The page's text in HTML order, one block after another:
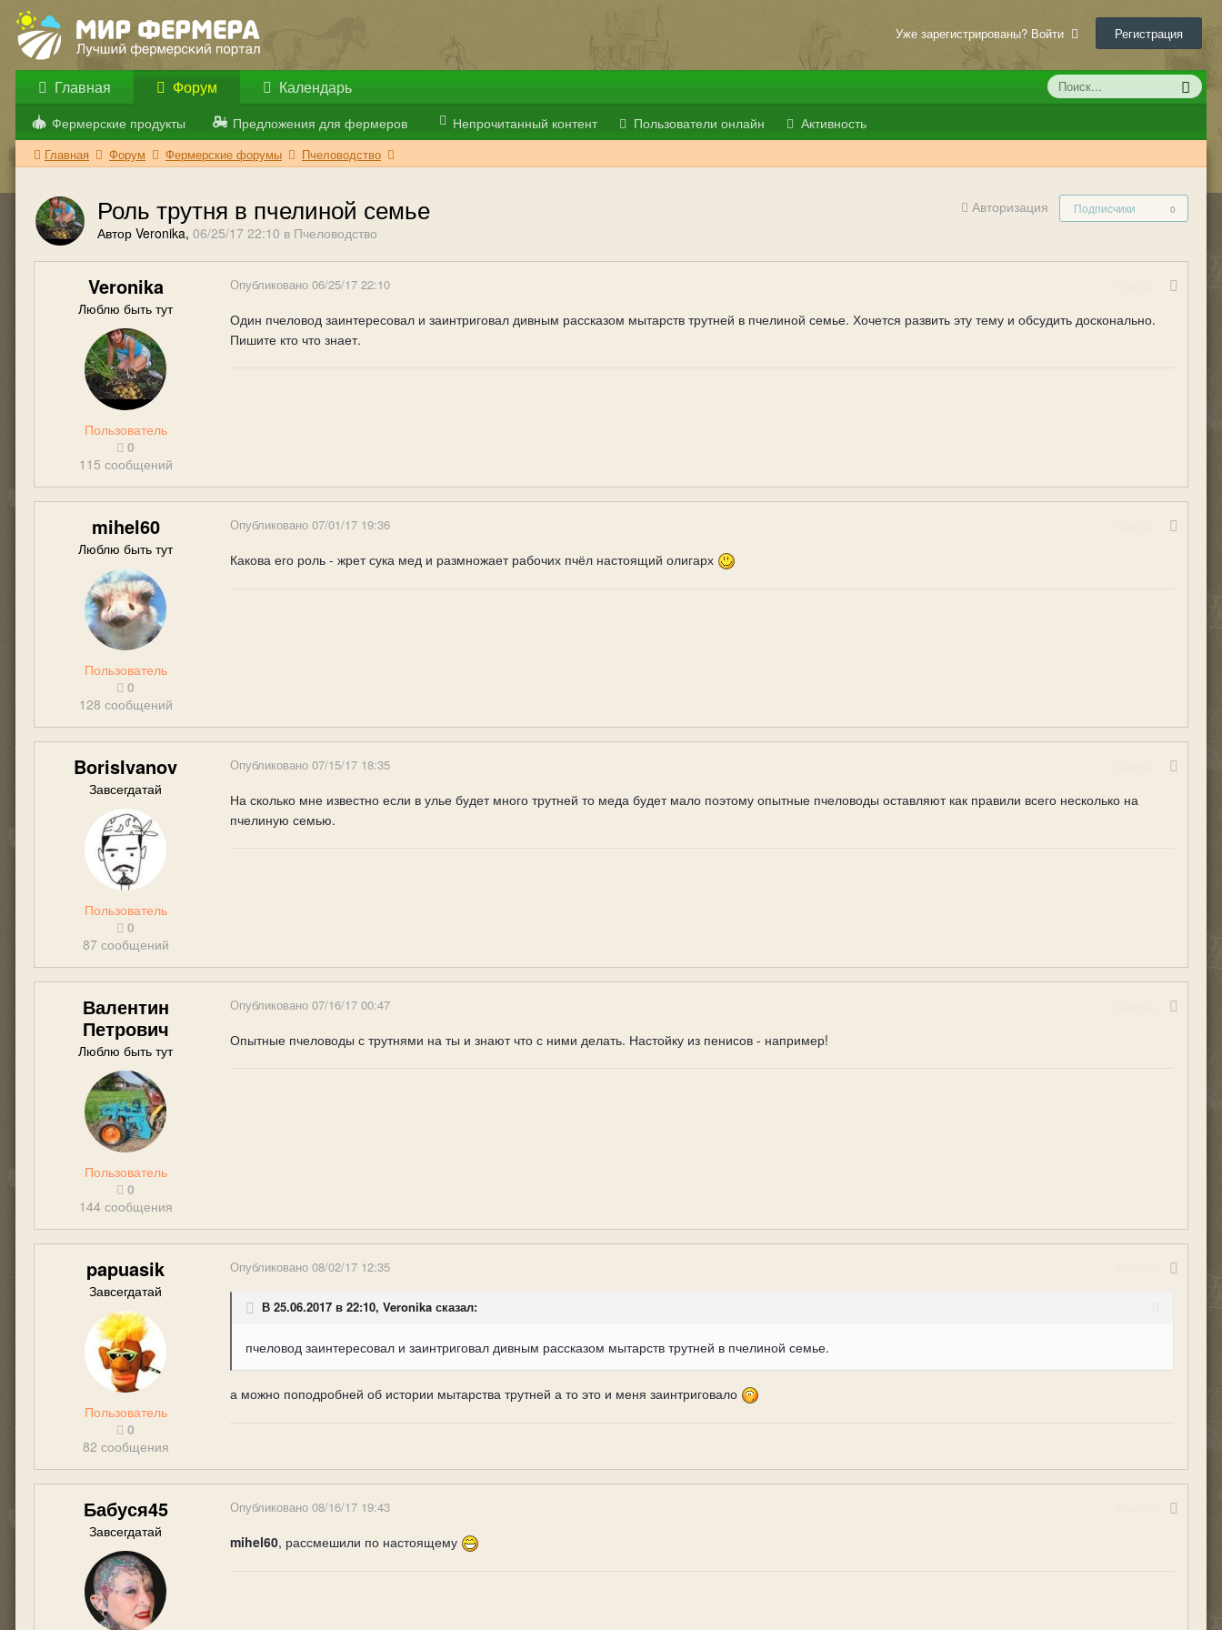
Уже зарегистрированы? Войти Регистрация
Главная Форум
Фермерские продукты Предложения для фермеров Непрочитанный контент Пользователи онлайн Активность
Календарь
Главная Форум Фермерские форумы Пчеловодство
Авторизация Подписчики 0
Роль трутня в пчелиной семье
Автор Veronika, 06/25/17 22:10 в Пчеловодство
Veronika
Люблю быть тут
Пользователь
0
115 сообщений
Опубликовано 06/25/17 22:10
Один пчеловод заинтересовал и заинтриговал дивным рассказом мытарств трутней в пчелиной семье. Хочется развить эту тему и обсудить досконально.
Пишите кто что знает.
mihel60
Люблю быть тут
Пользователь
0
128 сообщений
Опубликовано 07/01/17 19:36
Какова его роль - жрет сука мед и размножает рабочих пчёл настоящий олигарх
BorisIvanov
Завсегдатай
Пользователь
0
87 сообщений
Опубликовано 07/15/17 18:35
На сколько мне известно если в улье будет много трутней то меда будет мало поэтому опытные пчеловоды оставляют как правили всего несколько на
пчелиную семью.
Валентин
Петрович
Люблю быть тут
Пользователь
0
144 сообщения
Опубликовано 07/16/17 00:47
Опытные пчеловоды с трутнями на ты и знают что с ними делать. Настойку из пенисов - например!
papuasik
Завсегдатай
Пользователь
0
82 сообщения
Опубликовано 08/02/17 12:35
В 25.06.2017 в 22:10, Veronika сказал:
пчеловод заинтересовал и заинтриговал дивным рассказом мытарств трутней в пчелиной семье.
а можно поподробней об истории мытарства трутней а то это и меня заинтриговало
Бабуся45
Завсегдатай
Опубликовано 08/16/17 19:43
mihel60, рассмешили по настоящему